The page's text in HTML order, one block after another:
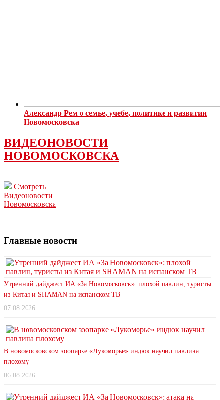
Александр Рем о семье, учебе, политике и развитии
Новомосковска
ВИДЕОНОВОСТИ
НОВОМОСКОВСКА
Смотреть
Видеоновости
Новомосковска
Главные новости
Утренний дайджест ИА «За Новомосковск»: плохой павлин, туристы
из Китая и SHAMAN на испанском ТВ
07.08.2026
В новомосковском зоопарке «Лукоморье» индюк научил павлина
плохому
06.08.2026